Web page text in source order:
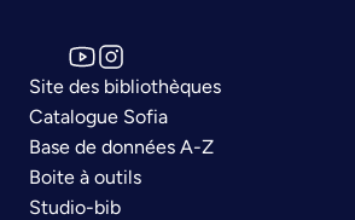
Site des bibliothèques
Catalogue Sofia
Base de données A-Z
Boite à outils
Studio-bib